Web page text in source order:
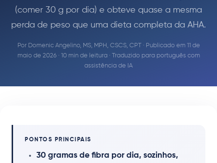
(comer 30 g por dia) e obteve quase a mesma
perda de peso que uma dieta completa da AHA.
Por Domenic Angelino, MS, MPH, CSCS, CPT· Publicado em 11 de
maio de 2026 · 10 min de leitura · Traduzido para português com
assistência de IA
PONTOS PRINCIPAIS
30 gramas de fibra por dia, sozinhos,